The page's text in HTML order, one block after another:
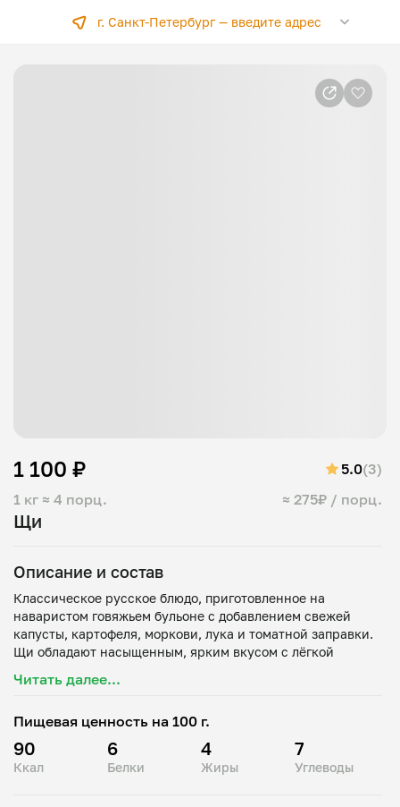
г. Санкт-Петербург —введите адрес
Щи
1 кг ≈ 4 порц. ≈ 275₽ / порц.
1 100 ₽ 5.0(3)
Описание и состав
Классическое русское блюдо, приготовленное на
наваристом говяжьем бульоне с добавлением свежей
капусты, картофеля, моркови, лука и томатной заправки.
Щи обладают насыщенным, ярким вкусом с лёгкой
Отварная говядина придаёт супу сытность, а аромат
аппетитным.
Подаются горячими, со свежей зеленью и, по желанию, со
сметаной.
Читать далее...
Пищевая ценность на 100 г.
90
Ккал
6
Белки
4
Жиры
7
Углеводы